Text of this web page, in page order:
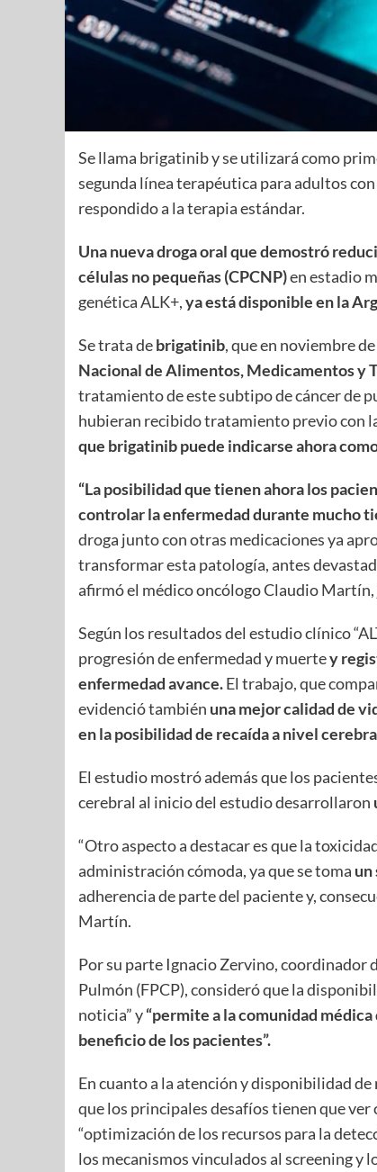
Se llama brigatinib y se utilizará como
segunda línea terapéutica para adultos
respondido a la terapia estándar.
Una nueva droga oral que demostró
células no pequeñas (CPCNP)en estadio
genética ALK+,ya está disponible en la
Se trata debrigatinib, que en noviembre
Nacional de Alimentos, Medicamentos y
tratamiento de este subtipo de cáncer de
hubieran recibido tratamiento previo con
que brigatinib puede indicarse ahora
“La posibilidad que tienen ahora los
controlar la enfermedad durante mucho
droga junto con otras medicaciones ya
transformar esta patología, antes
afirmó el médico oncólogo Claudio
Según los resultados del estudio clínico
progresión de enfermedad y muertey
enfermedad avance.El trabajo, que
evidenció también una mejor calidad de
en la posibilidad de recaídaa nivel
El estudio mostró además que los
cerebral al inicio del estudio desarrollaron
“Otro aspecto a destacar es que la
administración cómoda, ya que se toma un
adherencia de parte del paciente y,
Martín.
Por su parte Ignacio Zervino, coordinador
Pulmón (FPCP), consideró que la
noticia” y“permite a la comunidad
beneficio de los pacientes”.
En cuanto a la atención y disponibilidad
que los principales desafíos tienen que ver
“optimización de los recursos para la
los mecanismos vinculados al screening y